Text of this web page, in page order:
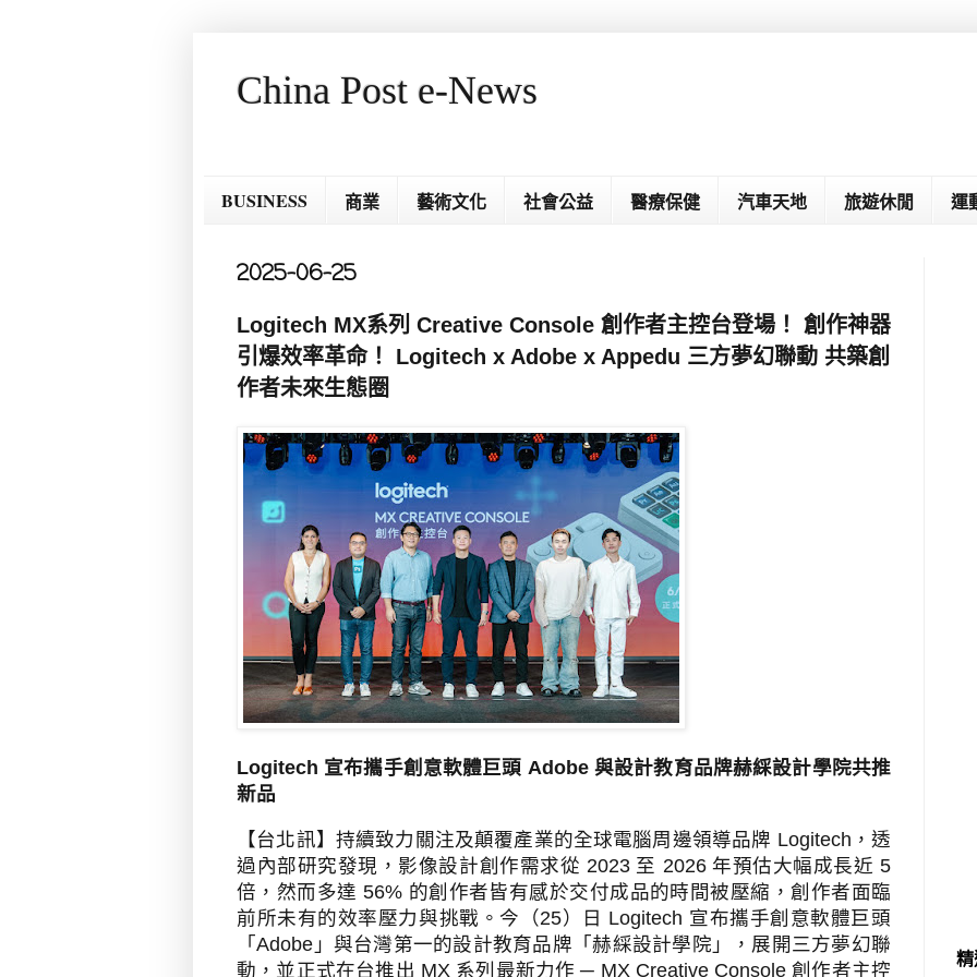
China Post e-News
BUSINESS 商業 藝術文化 社會公益 醫療保健 汽車天地 旅遊休閒 運
2025-06-25
Logitech MX系列 Creative Console 創作者主控台登場！ 創作神器
引爆效率革命！ Logitech x Adobe x Appedu 三方夢幻聯動 共築創
作者未來生態圈
Logitech 宣布攜手創意軟體巨頭 Adobe 與設計教育品牌赫綵設計學院共推
新品
【台北訊】持續致力關注及顛覆產業的全球電腦周邊領導品牌 Logitech ，透
過內部研究發現，影像設計創作需求從 2023 至 2026年預估大幅成長近 5
倍，然而多達 56% 的創作者皆有感於交付成品的時間被壓縮，創作者面臨
前所未有的效率壓力與挑戰。今（25）日 Logitech 宣布攜手創意軟體巨頭
「Adobe 」與台灣第一的設計教育品牌「赫綵設計學院」，展開三方夢幻聯
動，並正式在台推出 MX 系列最新力作 ─ MX Creative Console創作者主控
精